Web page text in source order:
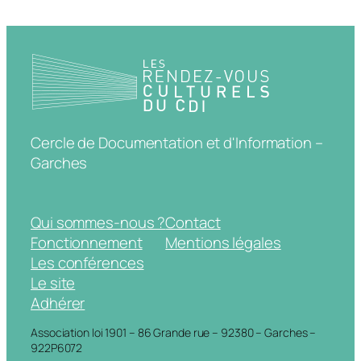
Cercle de Documentation et d'Information –
Garches
Qui sommes-nous ?
Fonctionnement
Les conférences
Le site
Adhérer
Contact
Mentions légales
Association loi 1901 – 86 Grande rue – 92380 – Garches –
922P6072